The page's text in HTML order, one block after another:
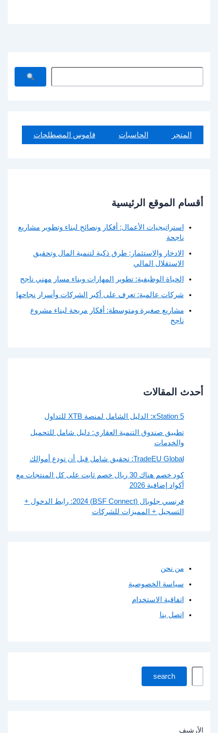
المتجر الحاسبات قاموس المصطلحات
أقسام الموقع الرئيسية
استراتيجيات الأعمال: أفكار ونصائح لبناء وتطوير مشاريع
ناجحة
الادخار والاستثمار: طرق ذكية لتنمية المال وتحقيق
الاستقلال المالي
الحياة الوظيفية: تطوير المهارات وبناء مسار مهني ناجح
شركات عالمية: تعرف على أكبر الشركات وأسرار نجاحها
مشاريع صغيرة ومتوسطة: أفكار مربحة لبناء مشروع
ناجح
أحدث المقالات
xStation 5: الدليل الشامل لمنصة XTB للتداول
تطبيق صندوق التنمية العقاري: دليل شامل للتحميل
والخدمات
TradeEU Global: تحقيق شامل قبل أن تودع أموالك
كود خصم هناك 30 ريال خصم ثابت على كل المنتجات مع
أكواد إضافية 2026
فرنسي جلوبال (BSF Connect) 2024: رابط الدخول +
التسجيل + المميزات للشركات
من نحن
سياسة الخصوصية
اتفاقية الاستخدام
اتصل بنا
ا
search
الأرشيف